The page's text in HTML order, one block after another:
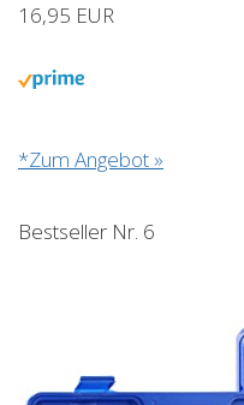
16,95 EUR
*Zum Angebot »
Bestseller Nr. 6